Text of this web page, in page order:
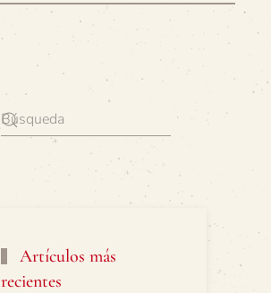
Artículos más
recientes